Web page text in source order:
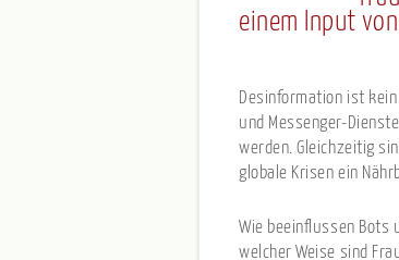
einem Input
Desinformation ist
und Messenger-
werden. Gleichzeitig
globale Krisen ein
Wie beeinflussen Bots
welcher Weise sind